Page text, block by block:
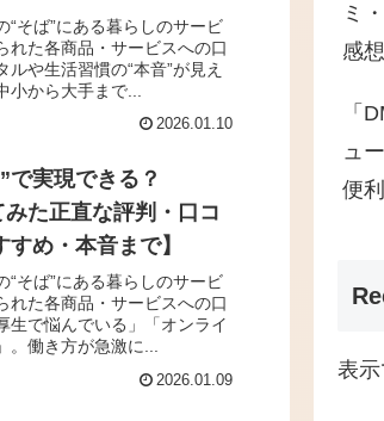
そば”にある暮らしのサービ
れた各商品・サービスへの口
や生活習慣の“本音”が見え
から大手まで...
2026.01.10
で実現できる？
た正直な評判・口コ
め・本音まで】
そば”にある暮らしのサービ
れた各商品・サービスへの口
生で悩んでいる」「オンライ
。働き方が急激に...
2026.01.09
ミ
感想
「
ュ
便
表示